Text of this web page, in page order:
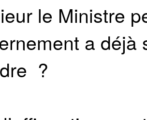
le Ministre
a
?